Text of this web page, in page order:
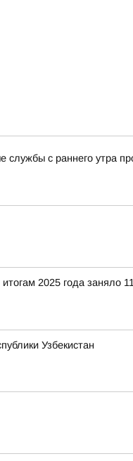
с раннего утра
2025 года заняло
Узбекистан